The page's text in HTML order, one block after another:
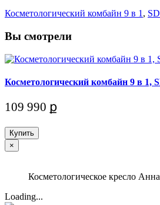
Косметологический комбайн 9 в 1 ,
Вы смотрели
Косметологический комбайн 9 в 1,
109 990 ք
Купить
×
Косметологическое кресло
Loading...